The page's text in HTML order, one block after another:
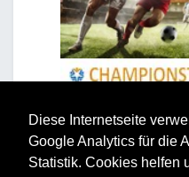
Diese Internetseite
Google Analytics für die
Statistik. Cookies helfen